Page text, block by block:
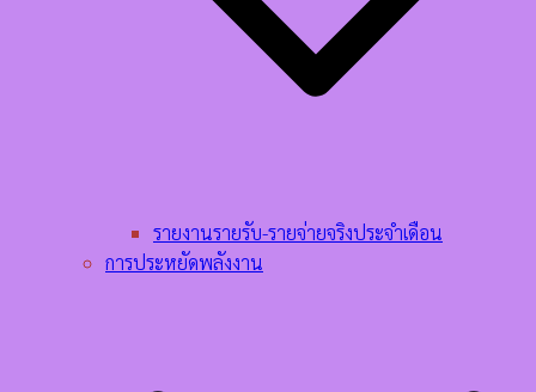
รายงานรายรับ-รายจ่ายจริงประจำเดือน
การประหยัดพลังงาน